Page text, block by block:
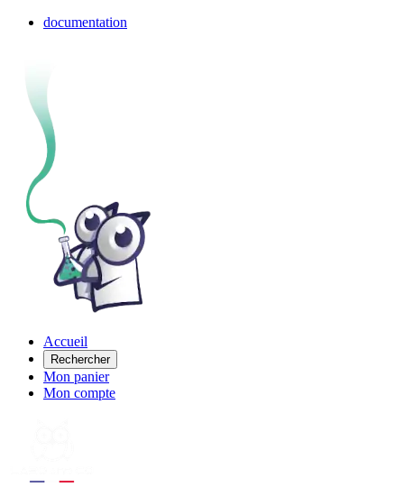
documentation
Accueil
Rechercher
Mon panier
Mon compte